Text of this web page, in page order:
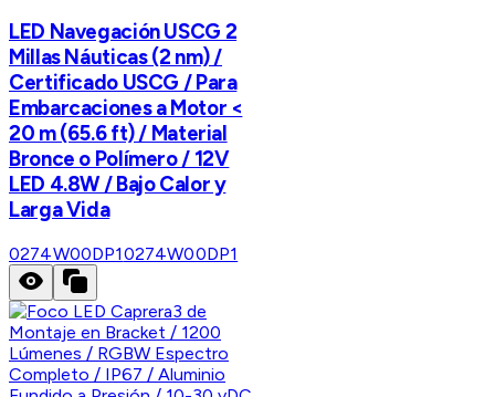
LED Navegación USCG 2
Millas Náuticas (2 nm) /
Certificado USCG / Para
Embarcaciones a Motor <
20 m (65.6 ft) / Material
Bronce o Polímero / 12V
LED 4.8W / Bajo Calor y
Larga Vida
0274W00DP10274W00DP1